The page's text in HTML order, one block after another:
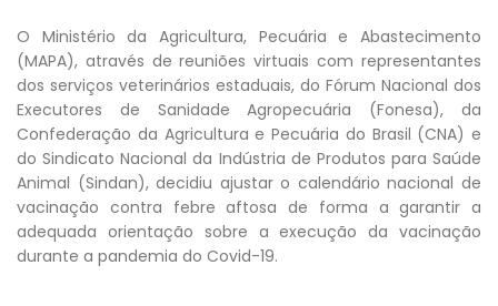
O Ministério da Agricultura, Pecuária e Abastecimento
(MAPA), através de reuniões virtuais com representantes
dos serviços veterinários estaduais, do Fórum Nacional dos
Executores de Sanidade Agropecuária (Fonesa), da
Confederação da Agricultura e Pecuária do Brasil (CNA) e
do Sindicato Nacional da Indústria de Produtos para Saúde
Animal (Sindan), decidiu ajustar o calendário nacional de
vacinação contra febre aftosa de forma a garantir a
adequada orientação sobre a execução da vacinação
durante a pandemia do Covid-19.